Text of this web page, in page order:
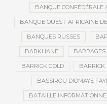
BANQUE CONFÉDÉRALE
BANQUE OUEST-AFRICAINE
BANQUES RUSSES
BARKHANE BARRAGES
BARRICK GOLD BARRICK
BASSIROU DIOMAYE
BATAILLE